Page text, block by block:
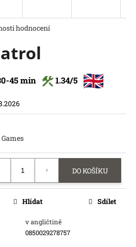
hodnocení
-45 min 1.34/5
DO KOŠÍKU
v angličtině
0850029278757
Hlídat Sdílet